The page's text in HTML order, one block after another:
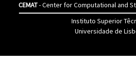
CEMAT- Center for Computational and
Instituto Superior
Universidade de